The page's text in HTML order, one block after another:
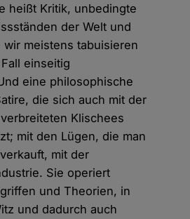
heißt Kritik, unbedingte
der Welt und
wir meistens tabuisieren
einseitig
eine philosophische
die sich auch mit der
Klischees
mit den Lügen, die man
mit der
Sie operiert
und Theorien, in
und dadurch auch